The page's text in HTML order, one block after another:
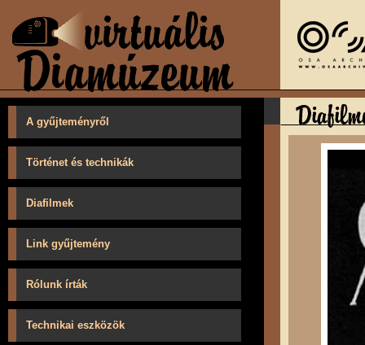
A gyűjteményről
Történet és technikák
Diafilmek
Link gyűjtemény
Rólunk írták
Technikai eszközök